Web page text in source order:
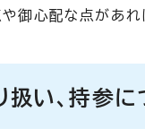
御心配な点があれ
い、持参に